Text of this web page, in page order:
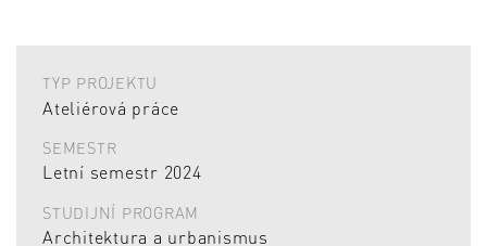
TYP PROJEKTU
Ateliérová práce
SEMESTR
Letní semestr 2024
STUDIJNÍ PROGRAM
Architektura a urbanismus